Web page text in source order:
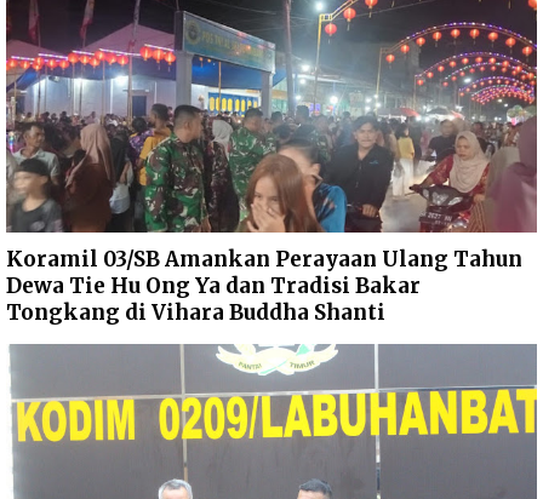
Koramil 03/SB Amankan Perayaan Ulang Tahun
Dewa Tie Hu Ong Ya dan Tradisi Bakar
Tongkang di Vihara Buddha Shanti